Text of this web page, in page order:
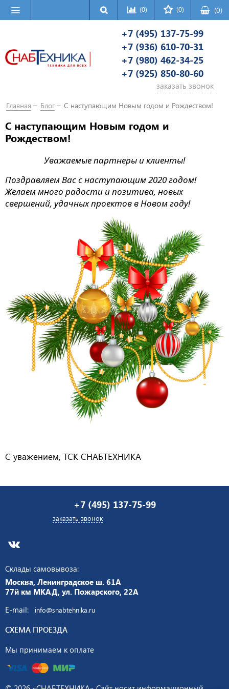
(0) (0) (0)
+7 (495) 137-75-99
+7 (936) 610-70-31
+7 (980) 462-34-25
+7 (925) 850-80-60
заказать звонок
Главная Блог С наступающим Новым годом и Рождеством!
С наступающим Новым годом и
Рождеством!
Уважаемые партнеры и клиенты!
Поздравляем Вас с наступающим 2020 годом!
Желаем много радости и позитива, новых
свершений, удачных проектов в Новом году!
С уважением, ТСК СНАБТЕХНИКА
+7 (495) 137-75-99
заказать звонок
Склады самовывоза:
Москва, Ленинградское ш. 61А
77й км МКАД, ул. Пожарского, 22А
E-mail:
info@snabtehnika.ru
СХЕМА ПРОЕЗДА
Мы принимаем к оплате